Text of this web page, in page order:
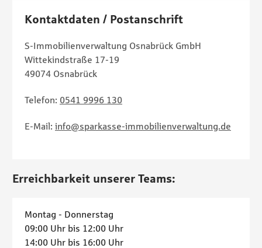
Kontaktdaten / Postanschrift
S-Immobilienverwaltung Osnabrück GmbH
Wittekindstraße 17-19
49074 Osnabrück
Telefon: 0541 9996 130
E-Mail: info@sparkasse-immobilienverwaltung.de
Erreichbarkeit unserer Teams:
Montag - Donnerstag
09:00 Uhr bis 12:00 Uhr
14:00 Uhr bis 16:00 Uhr